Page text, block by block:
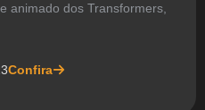
animado dos Transformers,
Confira